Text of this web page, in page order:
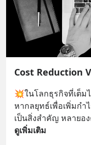
Cost Reduction
💥ในโลกธุรกิจที่เต็ม
หากลยุทธ์เพื่อเพิ่มกำ
เป็นสิ่งสำคัญ หลายอ
ดูเพิ่มเติม